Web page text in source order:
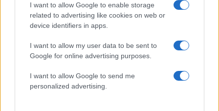
I want to allow Google to enable storage
related to advertising like cookies on web or
device identifiers in apps.
I want to allow my user data to be sent to
Google for online advertising purposes.
I want to allow Google to send me
personalized advertising.
Το πολωμένο μελτέμι που τροφοδότησε
τις φωτιές σε Αττική και Βοιωτία: «Από τα
ισχυρότερα επεισόδια των τελευταίων 50
Απίστευτο κι όμως αληθινό -
Aναστέλλονται τα τακτικά ραντεβού του
αγγειοχειρουργού του νοσοκομείου
Χανίων επειδή κλάπηκε το μηχανάκι του
γιατρού